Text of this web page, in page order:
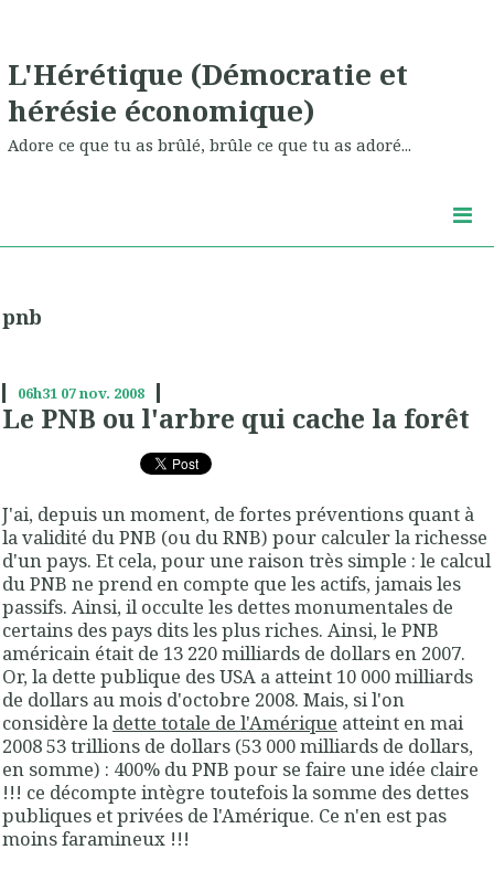
L'Hérétique (Démocratie et
hérésie économique)
Adore ce que tu as brûlé, brûle ce que tu as adoré...
pnb
06h31 07nov. 2008
Le PNB ou l'arbre qui cache la forêt
J'ai, depuis un moment, de fortes préventions quant à
la validité du PNB (ou du RNB) pour calculer la richesse
d'un pays. Et cela, pour une raison très simple : le calcul
du PNB ne prend en compte que les actifs, jamais les
passifs. Ainsi, il occulte les dettes monumentales de
certains des pays dits les plus riches. Ainsi, le PNB
américain était de 13 220 milliards de dollars en 2007.
Or, la dette publique des USA a atteint 10 000 milliards
de dollars au mois d'octobre 2008. Mais, si l'on
considère la dette totale de l'Amérique atteint en mai
2008 53 trillions de dollars (53 000 milliards de dollars,
en somme) : 400% du PNB pour se faire une idée claire
!!! ce décompte intègre toutefois la somme des dettes
publiques et privées de l'Amérique. Ce n'en est pas
moins faramineux !!!